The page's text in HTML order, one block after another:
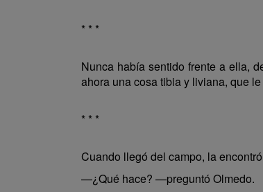
* * *
Nunca había sentido frente a ella,
ahora una cosa tibia y liviana, que
* * *
Cuando llegó del campo, la
—¿Qué hace? —preguntó Olmedo.